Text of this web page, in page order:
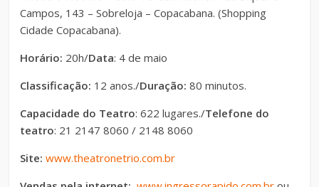
Campos, 143 – Sobreloja – Copacabana. (Shopping
Cidade Copacabana).
Horário: 20h/Data: 4 de maio
Classificação: 12 anos./Duração:80 minutos.
Capacidade do Teatro: 622 lugares./Telefone do
teatro: 21 2147 8060 / 2148 8060
Site: www.theatronetrio.com.br